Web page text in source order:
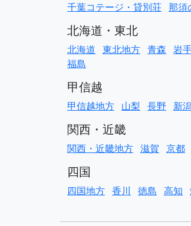
千葉コテージ・貸別荘 那須
北海道・東北
北海道 東北地方 青森 岩
福島
甲信越
甲信越地方 山梨 長野 新
関西・近畿
関西・近畿地方 滋賀 京都
四国
四国地方 香川 徳島 高知